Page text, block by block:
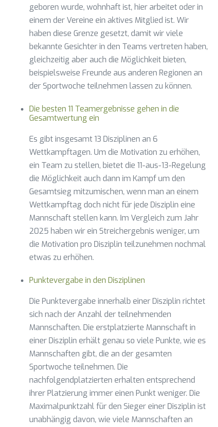
geboren wurde, wohnhaft ist, hier arbeitet oder in
einem der Vereine ein aktives Mitglied ist. Wir
haben diese Grenze gesetzt, damit wir viele
bekannte Gesichter in den Teams vertreten haben,
gleichzeitig aber auch die Möglichkeit bieten,
beispielsweise Freunde aus anderen Regionen an
der Sportwoche teilnehmen lassen zu können.
Die besten 11 Teamergebnisse gehen in die
Gesamtwertung ein
Es gibt insgesamt 13 Disziplinen an 6
Wettkampftagen. Um die Motivation zu erhöhen,
ein Team zu stellen, bietet die 11-aus-13-Regelung
die Möglichkeit auch dann im Kampf um den
Gesamtsieg mitzumischen, wenn man an einem
Wettkampftag doch nicht für jede Disziplin eine
Mannschaft stellen kann. Im Vergleich zum Jahr
2025 haben wir ein Streichergebnis weniger, um
die Motivation pro Disziplin teilzunehmen nochmal
etwas zu erhöhen.
Punktevergabe in den Disziplinen
Die Punktevergabe innerhalb einer Disziplin richtet
sich nach der Anzahl der teilnehmenden
Mannschaften. Die erstplatzierte Mannschaft in
einer Disziplin erhält genau so viele Punkte, wie es
Mannschaften gibt, die an der gesamten
Sportwoche teilnehmen. Die
nachfolgendplatzierten erhalten entsprechend
ihrer Platzierung immer einen Punkt weniger. Die
Maximalpunktzahl für den Sieger einer Disziplin ist
unabhängig davon, wie viele Mannschaften an